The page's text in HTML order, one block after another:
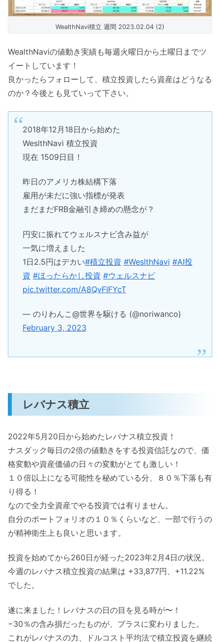
WealthNavi積立 週間 2023.02.04 (2)
WealthNaviの値動き実績も毎週火曜日から土曜日までツ
イートしています！
良かったらフォローして、積立投資したら資産はどうなる
のか？今後とも見ていって下さい。
2018年12月18日から始めた
WeslthNavi 積立投資
現在 1509日目！
昨日のアメリカ株結構下落
雇用が未だに強い指標が発表
まだまだFRB金融引き締めの懸念が？
円安に振れてウェルスナビ含み益が
一気に増えました
1日2.5円はデカい#積立投資 #WeslthNavi #AI投
資 #ほったらかし投資 #ウェルスナビ
pic.twitter.com/A8QvFIFYcT
— のりわんこ@世界を駆ける (@noriwanco)
February 3, 2023
レバナス積立
2022年5月20日から始めたレバナス積立投資！
ナスダック毎日の2倍の値動きをする投資信託なので、価
格変動や資産価値の日々の変動がとても激しい！
１０倍以上になる可能性を秘めている分、８０％下落も有
り得る！
なので全力全資産でやる投資では有りません。
自分のポートフォリオの１０％くらいなど、一部で行うの
が精神衛生上も良いと思います。
投資を始めてから260日が経った2023年2月4日の状況。
今週のレバナス積立投資の結果は +33,877円、+11.22%
でした。
遂に来ました！レバナスの日の目を見る時が〜！
−30％の含み損だったものが、プラスに変わりました。
これがレバナスの力、ドルコスト平均法で積立投資を継続